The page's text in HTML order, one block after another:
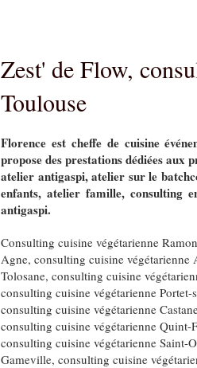
Zest' de Flow,
Toulouse
Florence estcheffe de cuisine
propose des prestations dédiées aux
atelier antigaspi, atelier sur le
enfants, atelier famille, consulting
antigaspi.
Consulting cuisine végétarienne
Agne, consulting cuisine végétarienne
Tolosane, consulting cuisine
consulting cuisine végétarienne Portet-
consulting cuisine végétarienne
consulting cuisine végétarienne Quint-
consulting cuisine végétarienne Saint-
Gameville, consulting cuisine